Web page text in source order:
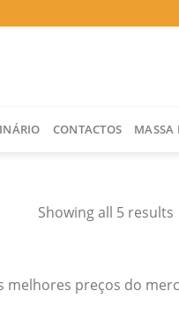
CONTACTOS MASSA
Showing all 5 results
melhores preços do